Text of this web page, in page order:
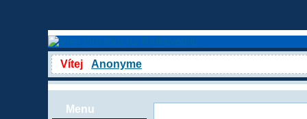
Vítej Anonyme
Menu